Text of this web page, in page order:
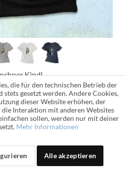
Kindl
Frauen T-Shirt
32,90 € *
die für den technischen Betrieb der
gesetzt werden. Andere Cookies,
dieser Website erhöhen, der
Interaktion mit anderen Websites
sollen, werden nur mit deiner
Mehr Informationen
Alle akzeptieren